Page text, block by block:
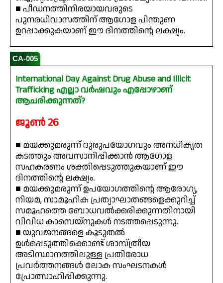
■ പീഡനത്തിനിരയായവരുടെ
പുനരധിവാസത്തിന് ആഗോള പിന്തുണ
ഉറപ്പാക്കുകയാണ് ഈ ദിനത്തിന്റെ ലക്ഷ്യം.
CA-005
International Day Against Drug Abuse and Illicit
Trafficking എല്ലാ വർഷവും എപ്പോഴാണ്
ആചരിക്കുന്നത്?
ജൂൺ 26
■ മയക്കുമരുന്ന് ദുരുപയോഗവും അനധികൃത
കടത്തും അവസാനിപ്പിക്കാൻ ആഗോള
സഹകരണം ശക്തിപ്പെടുത്തുകയാണ് ഈ
ദിനത്തിന്റെ ലക്ഷ്യം.
■ മയക്കുമരുന്ന് ഉപയോഗത്തിന്റെ ആരോഗ്യ,
നിയമ, സാമൂഹിക പ്രത്യാഘാതങ്ങളെക്കുറിച്ച്
സമൂഹത്തെ ബോധവൽക്കരിക്കുന്നതിനായി
വിവിധ കാമ്പെയ്‌നുകൾ നടത്തപ്പെടുന്നു.
■ യുവജനങ്ങളെ കൂടുതൽ
ഉൾപ്പെടുത്തിക്കൊണ്ട് ശാസ്ത്രീയ
അടിസ്ഥാനത്തിലുള്ള പ്രതിരോധ
പ്രവർത്തനങ്ങൾ ലോക സംഘടനകൾ
പ്രോത്സാഹിപ്പിക്കുന്നു.